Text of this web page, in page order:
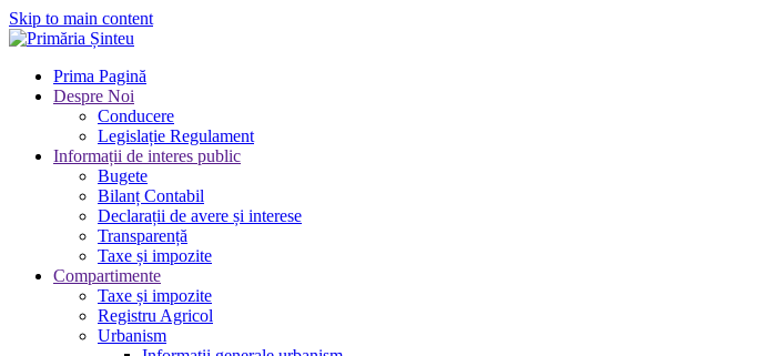
Skip to main content
Prima Pagină
Despre Noi
Conducere
Legislație Regulament
Informații de interes public
Bugete
Bilanț Contabil
Declarații de avere și interese
Transparență
Taxe și impozite
Compartimente
Taxe și impozite
Registru Agricol
Urbanism